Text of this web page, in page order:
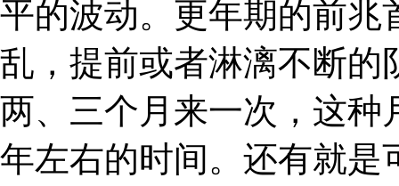
平的波动。更年期的前兆
乱，提前或者淋漓不断的
两、三个月来一次，这种
年左右的时间。还有就是